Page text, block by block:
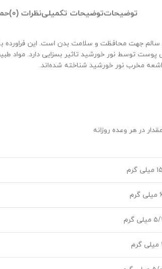
توضیحاتتوضیحات تکمیلینظرات (0)
جهت محافظت و سلامت بدن است. این فراورده
مخرب نور خورشید شناخته شده‌اند.
مقدار در هر وعده روزانه
۱۵ میلی گرم
گرم
۵/۱ میلی گرم
۱ میلی گرم